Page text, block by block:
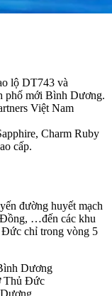
lộ DT743 và
phố mới Bình Dương.
Việt Nam
Charm Ruby
cấp.
đường huyết mạch
…đến các khu
Đức chỉ trong vòng 5
Dương
Thủ Đức